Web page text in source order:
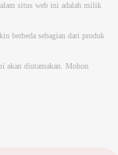
situs web ini adalah milik
berbeda sebagian dari produk
akan diutamakan. Mohon